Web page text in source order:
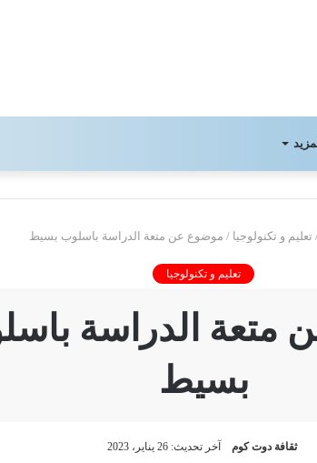
تعليم و تكنولوجيا / موضوع عن متعة الدراسة باسلوب بسيط
تعليم و تكنولوجيا
متعة الدراسة
بسيط
ثقافة دوت كوم آخر تحديث: 26 يناير، 2023